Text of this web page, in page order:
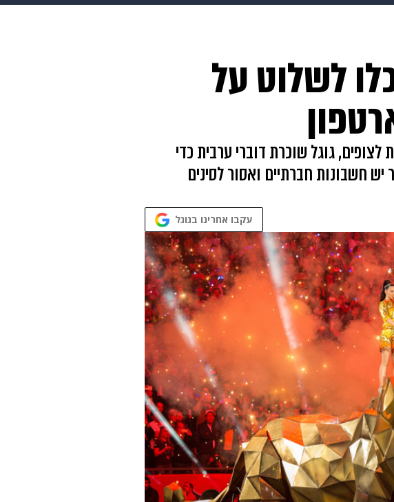
חודשים מתכונים פרויקטים מיוחדים
לשלוט על
לצופים, גוגל שוכרת דוברי ערבית כדי
חשבונות חברתיים ואסור לסינים
עקבו אחרינו בגוגל